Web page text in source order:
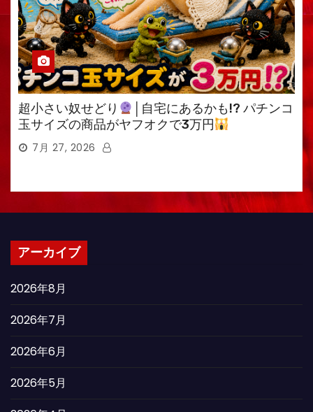
超小さい奴せどり
│自宅にあるかも!? パチンコ
玉サイズの商品がヤフオクで3万円
7月 27, 2026
アーカイブ
2026年8月
2026年7月
2026年6月
2026年5月